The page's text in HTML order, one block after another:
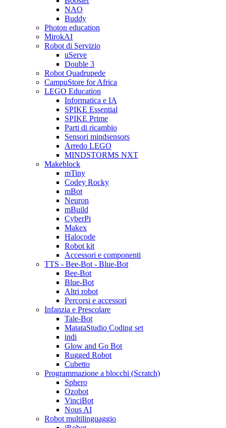
NAO
Buddy
Photon education
MirokAI
Robot di Servizio
uServe
Double 3
Robot Quadrupede
CampuStore for Africa
LEGO Education
Informatica e IA
SPIKE Essential
SPIKE Prime
Parti di ricambio
Sensori mindsensors
Arredo LEGO
MINDSTORMS NXT
Makeblock
mTiny
Codey Rocky
mBot
Neuron
mBuild
CyberPi
Makex
Halocode
Robot kit
Accessori e componenti
TTS - Bee-Bot - Blue-Bot
Bee-Bot
Blue-Bot
Altri robot
Percorsi e accessori
Infanzia e Prescolare
Tale-Bot
MatataStudio Coding set
indi
Glow and Go Bot
Rugged Robot
Cubetto
Programmazione a blocchi (Scratch)
Sphero
Ozobot
VinciBot
Nous AI
Robot multilinguaggio